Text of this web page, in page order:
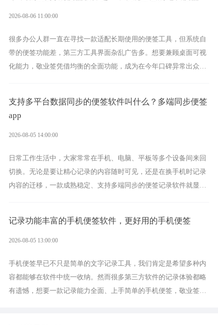
2026-08-06 11:00:00
很多办公人群一直在寻找一款适配长期使用的便签工具，但系统自
带的便签功能差，第三方工具界面杂乱广告多。想要兼顾桌面可视
化能力，敬业签凭借均衡的全面功能，成为在今年口碑异常出众的
支持多平台数据同步的便签软件叫什么？多端同步便签
app
2026-08-05 14:00:00
日常工作生活中，大家常常在手机、电脑、平板等多个设备间来回
切换。无论是要让精心记录的内容随时可见，还是在换手机时记录
内容的迁移，一款成熟稳定、支持多端同步的便签记录软件就显得
记录功能丰富的手机便签软件，更好用的手机便签
2026-08-05 13:00:00
手机便签早已不只是简单的文字记录工具，我们肯定是希望多种内
容都能够在软件中统一收纳。然而很多第三方软件的记录体验都略
有遗憾，想要一款记录能力全面、上手简单的手机便签，敬业签是